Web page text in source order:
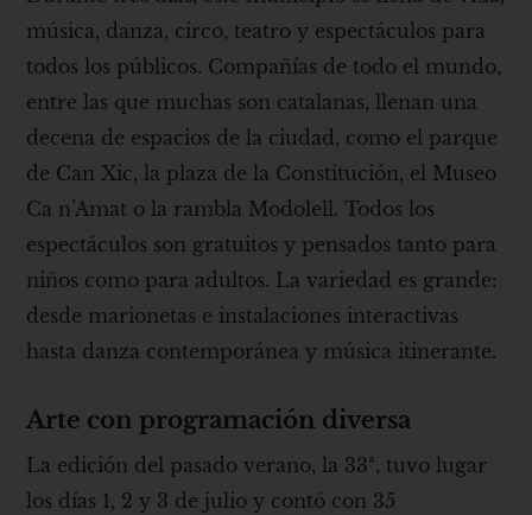
música, danza, circo, teatro y espectáculos para
todos los públicos. Compañías de todo el mundo,
entre las que muchas son catalanas, llenan una
decena de espacios de la ciudad, como el parque
de Can Xic, la plaza de la Constitución, el Museo
Ca n’Amat o la rambla Modolell. Todos los
espectáculos son gratuitos y pensados ​​tanto para
niños como para adultos. La variedad es grande:
desde marionetas e instalaciones interactivas
hasta danza contemporánea y música itinerante.
Arte con programación diversa
La edición del pasado verano, la 33ª, tuvo lugar
los días 1, 2 y 3 de julio y contó con 35